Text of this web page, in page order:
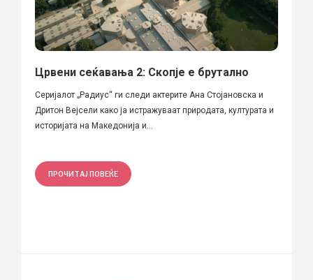
Црвени сеќавања 2: Скопје е брутално
Серијалот „Радиус“ ги следи актерите Ана Стојановска и
Дритон Вејсели како ја истражуваат природата, културата и
историјата на Македонија и...
ПРОЧИТАЈ ПОВЕЌЕ